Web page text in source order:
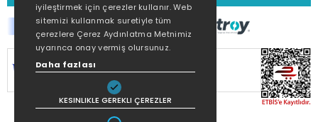
SİTEMİZ
KORUNMAKTADIR.
iyileştirmek için çerezler kullanır. Web
sitemizi kullanmak suretiyle tüm
çerezlere Çerez Aydınlatma Metnimiz
uyarınca onay vermiş olursunuz.
Daha fazlası
KESINLIKLE GEREKLI ÇEREZLER